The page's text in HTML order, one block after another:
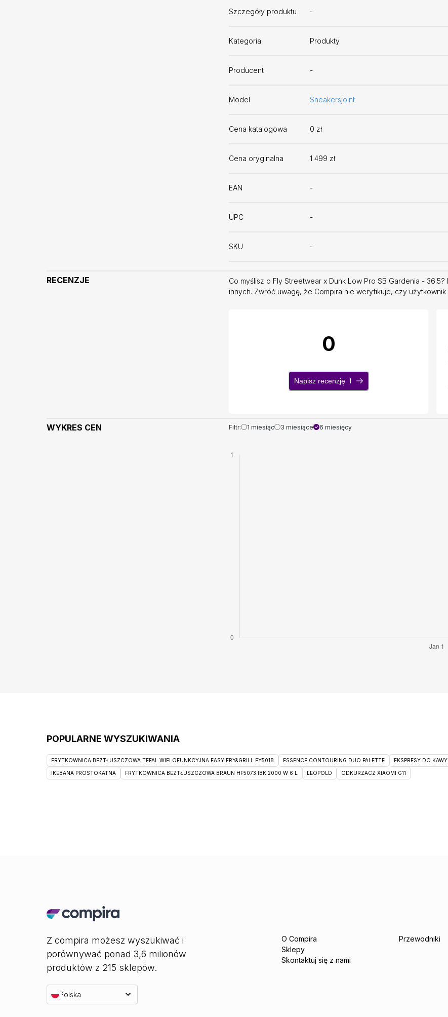
Szczegóły produktu -
Kategoria Produkty
Producent -
Model Sneakersjoint
Cena katalogowa 0 zł
Cena oryginalna 1 499 zł
EAN -
UPC -
SKU -
RECENZJE
Co myślisz o Fly Streetwear x Dunk Low Pro SB Gardenia -
innych. Zwróć uwagę, że Compira nie weryfikuje, czy użytkownik
0
Napisz recenzję
WYKRES CEN Filtr: 1 miesiąc 3 miesiące 6 miesięcy
POPULARNE WYSZUKIWANIA
FRYTKOWNICA BEZTŁUSZCZOWA TEFAL WIELOFUNKCYJNA EASY FRY&GRILL EY5018 ESSENCE CONTOURING DUO PALETTE EKSPRESY DO KAWY
IKEBANA PROSTOKATNA FRYTKOWNICA BEZTŁUSZCZOWA BRAUN HF5073.IBK 2000 W 6 L LEOPOLD ODKURZACZ XIAOMI G11
Z compira możesz wyszukiwać i
porównywać ponad 3,6 milionów
produktów z 215 sklepów.
Polska
O Compira
Sklepy
Skontaktuj się z nami
Przewodniki